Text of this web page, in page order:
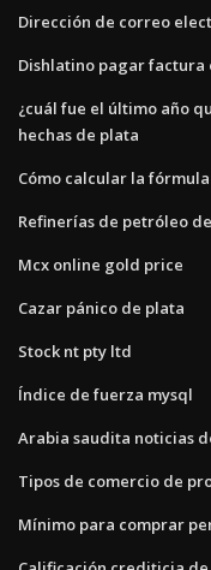
Dirección de correo
Dishlatino pagar factura
¿cuál fue el último año
hechas de plata
Cómo calcular la
Refinerías de petróleo
Mcx online gold price
Cazar pánico de plata
Stock nt pty ltd
Índice de fuerza mysql
Arabia saudita noticias
Tipos de comercio de
Mínimo para comprar